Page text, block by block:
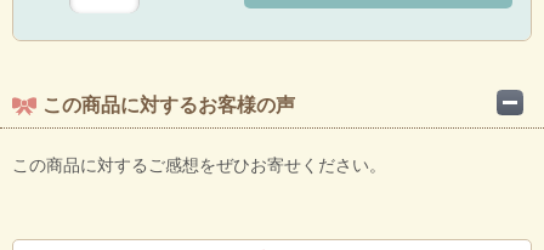
この商品に対するお客様の声
この商品に対するご感想をぜひお寄せください。